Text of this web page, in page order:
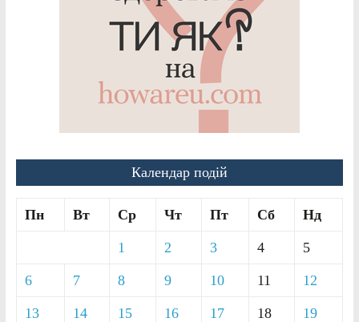
Календар подій
Пн Вт Ср Чт Пт Сб Нд
1 2 3 4 5
6 7 8 9 10 11 12
13 14 15 16 17 18 19